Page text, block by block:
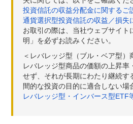
投資信託の収益分配金に関するご
通貨選択型投資信託の収益／損失
お取引の際は、当社ウェブサイ
明」を必ずお読みください。
＜レバレッジ型（ブル・ベア型
レバレッジ型商品の価額の上昇
せず、それが長期にわたり継続
間的な投資の目的に適合しない場
レバレッジ型・インバース型ETF